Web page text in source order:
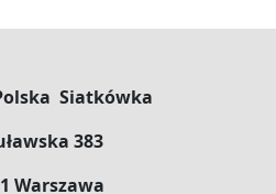
Siatkówka
383
Warszawa